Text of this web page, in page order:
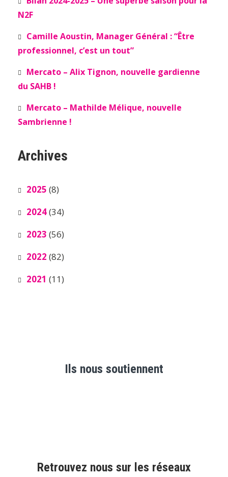
N2F
Camille Aoustin, Manager Général : “Être
professionnel, c’est un tout”
Mercato – Alix Tignon, nouvelle gardienne
du SAHB !
Mercato – Mathilde Mélique, nouvelle
Sambrienne !
Archives
2025 (8)
2024(34)
2023 (56)
2022 (82)
2021 (11)
Ils nous soutiennent
Retrouvez nous sur les réseaux